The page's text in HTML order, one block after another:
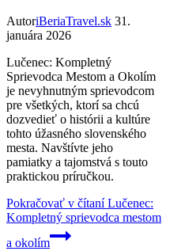
AutoriBeriaTravel.sk 31.
januára 2026
Lučenec: Kompletný
Sprievodca Mestom a Okolím
je nevyhnutným sprievodcom
pre všetkých, ktorí sa chcú
dozvedieť o histórii a kultúre
tohto úžasného slovenského
mesta. Navštívte jeho
pamiatky a tajomstvá s touto
praktickou príručkou.
Pokračovať v čítaníLučenec:
Kompletný sprievodca mestom
a okolím